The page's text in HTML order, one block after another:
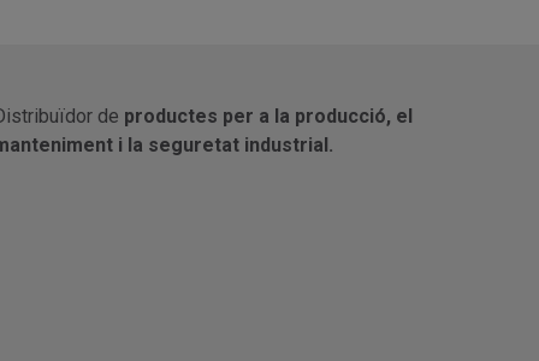
de productes per a la producció, el
i la seguretat industrial.